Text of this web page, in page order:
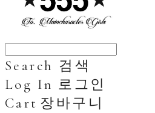
Search 검색
Log In 로그인
Cart 장바구니